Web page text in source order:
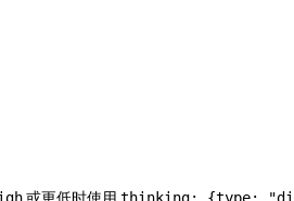
thinking: {type: